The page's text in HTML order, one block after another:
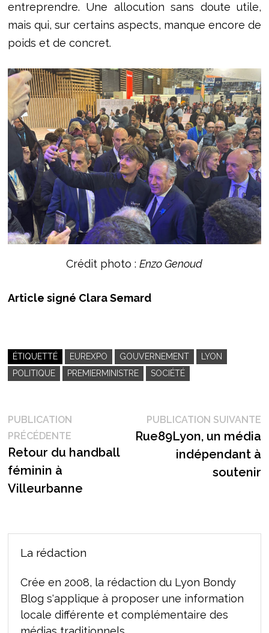
entreprendre. Une allocution sans doute utile,
mais qui, sur certains aspects, manque encore de
poids et de concret.
Crédit photo :Enzo Genoud
Article signé Clara Semard
ÉTIQUETTÉ EUREXPO GOUVERNEMENT
LYON
POLITIQUE
PREMIERMINISTRE SOCIÉTÉ
Navigation
de
l’article
PUBLICATION
PRÉCÉDENTEPublication
précédente :
Retour du handball
féminin à
Villeurbanne
PUBLICATION SUIVANTE
Rue89Lyon, un média
indépendant à
soutenir
La rédaction
Crée en 2008, la rédaction du Lyon Bondy
Blog s'applique à proposer une information
locale différente et complémentaire des